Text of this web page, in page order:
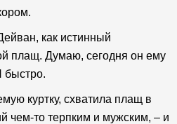
как истинный
плащ. Думаю, сегодня он ему
быстро.
куртку, схватила плащ в
чем-то терпким и мужским, – и